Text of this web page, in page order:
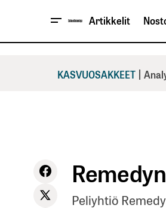
Artikkelit
KASVUOSAKKEET |
Peliyhtiö